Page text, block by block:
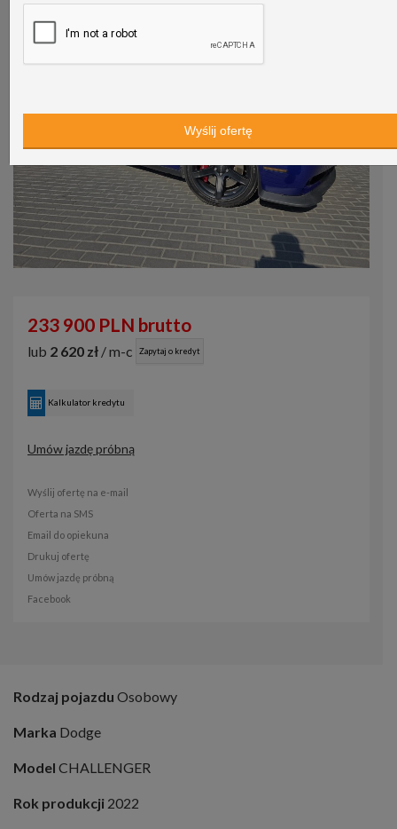
233 900 PLN brutto
lub 2 620 zł / m-c Zapytaj o kredyt
Kalkulator kredytu
Umów jazdę próbną
Wyślij ofertę na e-mail
Oferta na SMS
Email do opiekuna
Drukuj ofertę
Umów jazdę próbną
Facebook
Rodzaj pojazdu Osobowy
Marka Dodge
Model CHALLENGER
Rok produkcji 2022